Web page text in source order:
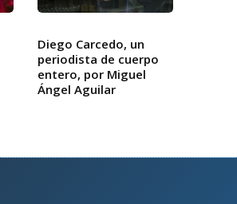
Diego Carcedo, un
periodista de cuerpo
entero, por Miguel
Ángel Aguilar